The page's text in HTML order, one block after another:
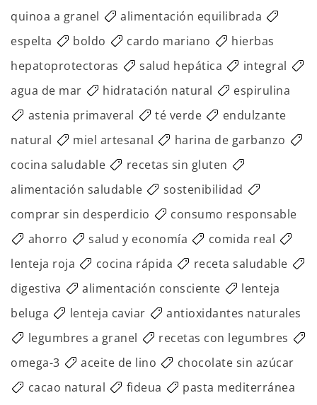
quinoa a granel
alimentación equilibrada
espelta
boldo cardo mariano
hierbas
hepatoprotectoras
salud hepática
integral
agua de mar
hidratación natural
espirulina
astenia primaveral
té verde
endulzante
natural
miel artesanal
harina de garbanzo
cocina saludable
recetas sin gluten
alimentación saludable
sostenibilidad
comprar sin desperdicio
consumo responsable
ahorro
salud y economía
comida real
lenteja roja
cocina rápida
receta saludable
digestiva
alimentación consciente
lenteja
beluga
lenteja caviar
antioxidantes naturales
legumbres a granel
recetas con legumbres
omega-3
aceite de lino
chocolate sin azúcar
cacao natural
fideua
pasta mediterránea